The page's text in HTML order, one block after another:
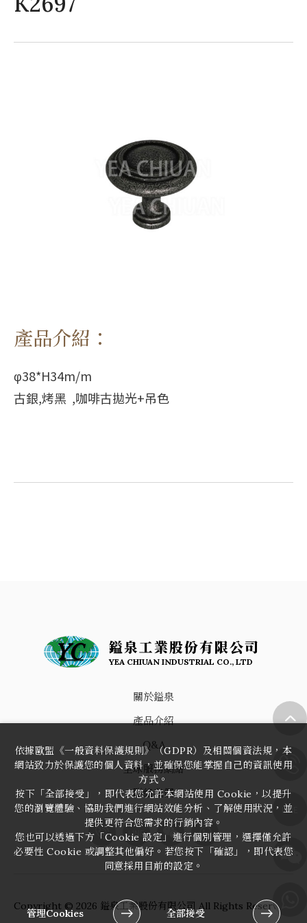
產品介紹：
φ38*H34m/m
古銀,烤黑 ,咖啡古拋光+吊色
LINE
鎰泉工業股份有限公司
YEA CHIUAN INDUSTRIAL CO., LTD
關於鎰泉
產品介紹
Q&A
全球服務網絡
聯絡我們
LINE
Copyright © 2026 鎰泉工業股份有限公司 All Rights Reserved.
依據歐盟《一般資料保護規則》（GDPR）及相關個資法規，本
網站致力於保護您的個人資料，並確保您能掌握自己的資訊使用
方式。
按下「全部接受」，即代表您允許本網站使用 Cookie，以提升
您的瀏覽體驗、協助我們進行網站效能分析、了解使用狀況，並
提供更符合您需求的行銷內容。
您也可以透過下方「Cookie 設定」進行個別管理，選擇僅允許
必要性 Cookie 或調整其他偏好。若您按下「確認」，即代表您
同意採用目前的設定。
管理Cookies 全部接受